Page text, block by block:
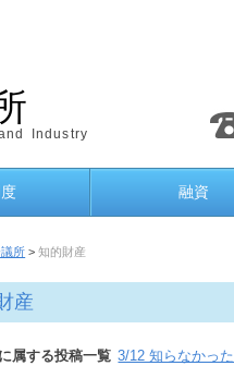
Industry
融資
所 >知的財産
産
属する投稿一覧 3/12 知らなかっ